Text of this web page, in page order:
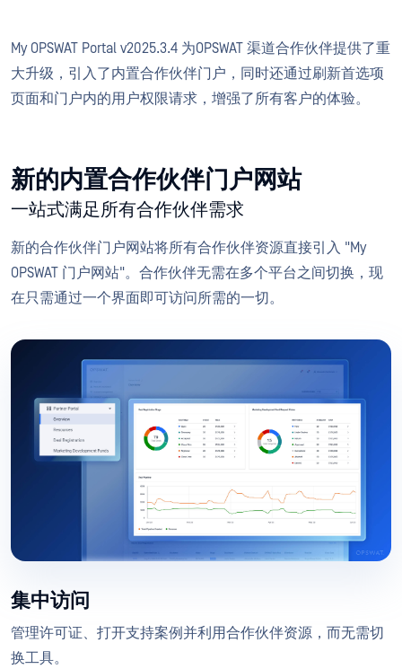
My OPSWAT Portal v2025.3.4 为OPSWAT 渠道合作伙伴提供了重
大升级，引入了内置合作伙伴门户，同时还通过刷新首选项
页面和门户内的用户权限请求，增强了所有客户的体验。
新的内置合作伙伴门户网站
一站式满足所有合作伙伴需求
新的合作伙伴门户网站将所有合作伙伴资源直接引入 "My
OPSWAT 门户网站"。合作伙伴无需在多个平台之间切换，现
在只需通过一个界面即可访问所需的一切。
集中访问
管理许可证、打开支持案例并利用合作伙伴资源，而无需切
换工具。